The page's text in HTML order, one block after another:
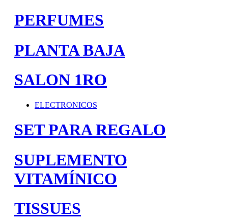
PERFUMES
PLANTA BAJA
SALON 1RO
ELECTRONICOS
SET PARA REGALO
SUPLEMENTO
VITAMÍNICO
TISSUES